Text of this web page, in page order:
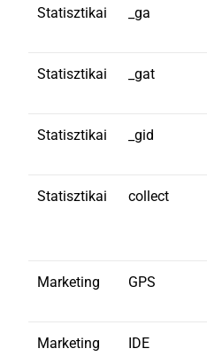
Statisztikai _ga
Statisztikai _gat
Statisztikai _gid
Statisztikai collect
Marketing GPS
Marketing IDE